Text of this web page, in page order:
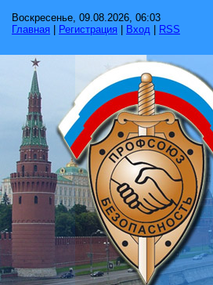
Воскресенье, 09.08.2026, 06:03
Главная
Регистрация Вход RSS